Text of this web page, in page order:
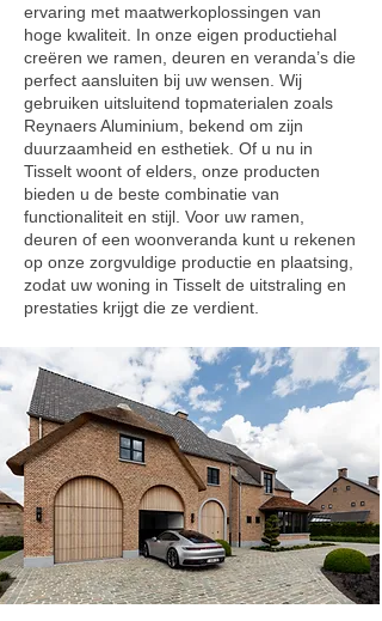
ervaring met maatwerkoplossingen van
hoge kwaliteit. In onze eigen productiehal
creëren we ramen, deuren en veranda’s die
perfect aansluiten bij uw wensen. Wij
gebruiken uitsluitend topmaterialen zoals
Reynaers Aluminium, bekend om zijn
duurzaamheid en esthetiek. Of u nu in
Tisselt woont of elders, onze producten
bieden u de beste combinatie van
functionaliteit en stijl. Voor uw ramen,
deuren of een woonveranda kunt u rekenen
op onze zorgvuldige productie en plaatsing,
zodat uw woning in Tisselt de uitstraling en
prestaties krijgt die ze verdient.